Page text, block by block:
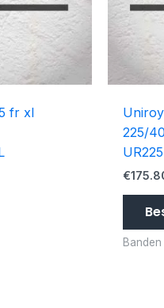
fr xl
225/
€
Banden